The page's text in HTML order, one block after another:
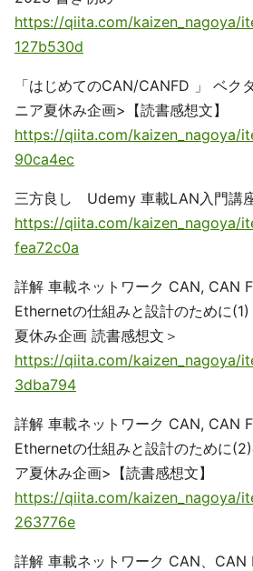
https://qiita.com/kaizen_nagoya/
127b530d
「はじめてのCAN/CANFD 」 ベク
ニア夏休み企画>【読書感想文】
https://qiita.com/kaizen_nagoya/
90ca4ec
三方良し Udemy 車載LAN入門講
https://qiita.com/kaizen_nagoya/
fea72c0a
詳解 車載ネットワーク CAN, CAN
Ethernetの仕組みと設計のために
夏休み企画 読書感想文＞
https://qiita.com/kaizen_nagoya/
3dba794
詳解 車載ネットワーク CAN, CAN
Ethernetの仕組みと設計のために
ア夏休み企画>【読書感想文】
https://qiita.com/kaizen_nagoya/
263776e
詳解 車載ネットワーク CAN、CAN